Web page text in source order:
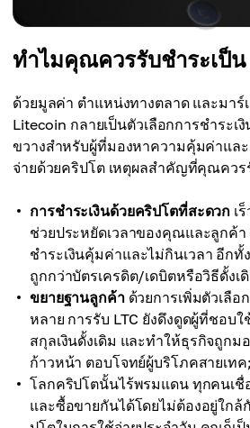
ทำไมคุณควรรับชำระเป็น
ด้วยมูลค่า ตำแหน่งทางตลาด และมา
Litecoin กลายเป็นตัวเลือกการชำระเ
ขวางสำหรับผู้ที่มองหาความคุ้มค่าแล
จ่ายด้วยคริปโต เหตุผลสำคัญที่คุณควร
การชำระเงินด้วยคริปโตที่สะดวก เ
ช่วยประหยัดเวลาของคุณและลูกค้
ชำระเงินคุ้มค่าและไม่กินเวลา อีก
ถูกกว่าบัตรเครดิต/เดบิตหรือวิธีดั้งเ
ขยายฐานลูกค้าด้วยการเพิ่มตัวเลือ
หลาย การรับ LTC ยังดึงดูดผู้ที่ชอบ
สกุลเงินดั้งเดิม และทำให้ธุรกิจถูกม
ก้าวหน้า ตอบโจทย์ผู้บริโภคสายเทค;
โลกคริปโตนั้นไร้พรมแดน ทุกคนเชื่
และซื้อขายกันได้โดยไม่ต้องอยู่ใก